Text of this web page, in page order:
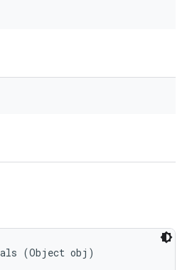
(Object obj)